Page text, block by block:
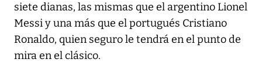
siete dianas, las mismas que el argentino Lionel
Messi y una más que el portugués Cristiano
Ronaldo, quien seguro le tendrá en el punto de
mira en el clásico.